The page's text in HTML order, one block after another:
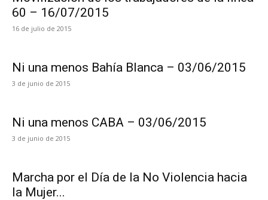
60 – 16/07/2015
16 de julio de 2015
Ni una menos Bahía Blanca – 03/06/2015
3 de junio de 2015
Ni una menos CABA – 03/06/2015
3 de junio de 2015
Marcha por el Día de la No Violencia hacia
la Mujer...